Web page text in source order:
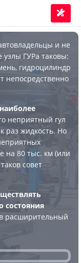
и не
ГУРа таковы:
гидроцилиндр
непосредственно
наиболее
неприятный гул
раз жидкость. Но
на 80 тыс. км (или
совет
состояния
расширительный